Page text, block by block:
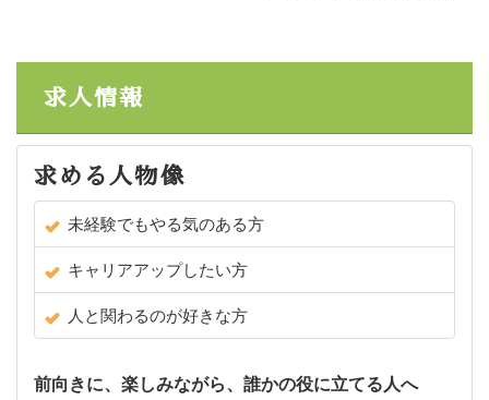
求人情報
求める人物像
未経験でもやる気のある方
キャリアアップしたい方
人と関わるのが好きな方
前向きに、楽しみながら、誰かの役に立てる人へ